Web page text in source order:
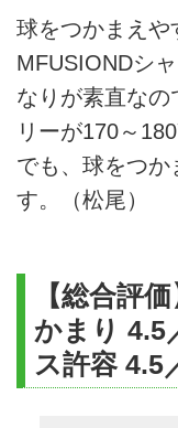
球をつかまえや
MFUSIONDシ
なりが素直なの
リーが170～
でも、球をつ
す。（松尾）
【総合評
かまり 4.5
ス許容